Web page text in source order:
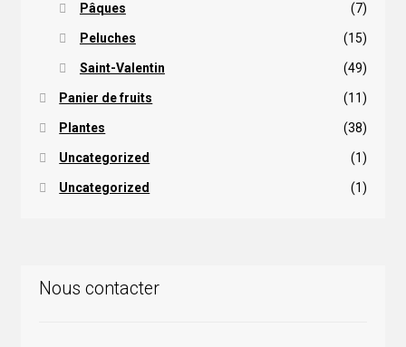
Pâques (7)
Peluches (15)
Saint-Valentin (49)
Panier de fruits (11)
Plantes (38)
Uncategorized (1)
Uncategorized (1)
Nous contacter